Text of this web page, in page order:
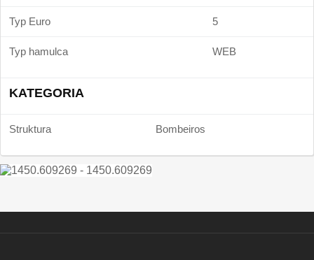
Typ Euro 5
Typ hamulca WEB
KATEGORIA
Struktura Bombeiros